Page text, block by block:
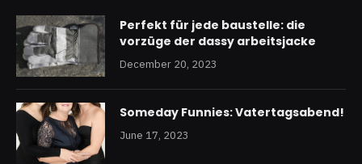
Perfekt für jede baustelle: die
vorzüge der dassy arbeitsjacke
December 20, 2023
Someday Funnies: Vatertagsabend!
June 17, 2023